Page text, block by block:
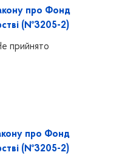
про Фонд
(№3205-2)
прийнято
про Фонд
(№3205-2)